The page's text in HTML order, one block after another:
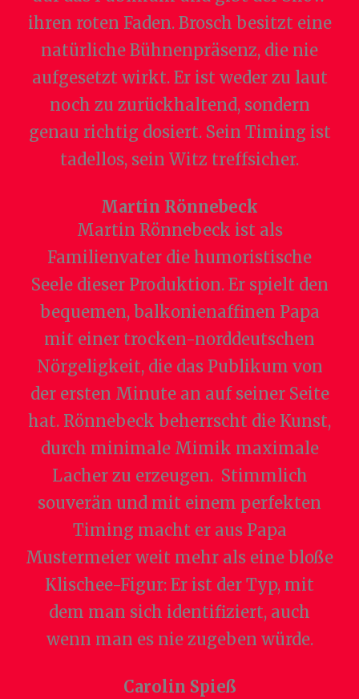
ihren roten Faden. Brosch besitzt eine
natürliche Bühnenpräsenz, die nie
aufgesetzt wirkt. Er ist weder zu laut
noch zu zurückhaltend, sondern
genau richtig dosiert. Sein Timing ist
tadellos, sein Witz treffsicher.
Martin Rönnebeck
Martin Rönnebeck ist als
Familienvater die humoristische
Seele dieser Produktion. Er spielt den
bequemen, balkonienaffinen Papa
mit einer trocken-norddeutschen
Nörgeligkeit, die das Publikum von
der ersten Minute an auf seiner Seite
hat. Rönnebeck beherrscht die Kunst,
durch minimale Mimik maximale
Lacher zu erzeugen. Stimmlich
souverän und mit einem perfekten
Timing macht er aus Papa
Mustermeier weit mehr als eine bloße
Klischee-Figur: Er ist der Typ, mit
dem man sich identifiziert, auch
wenn man es nie zugeben würde.
Carolin Spieß